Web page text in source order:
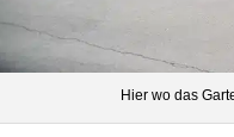
Hier wo das